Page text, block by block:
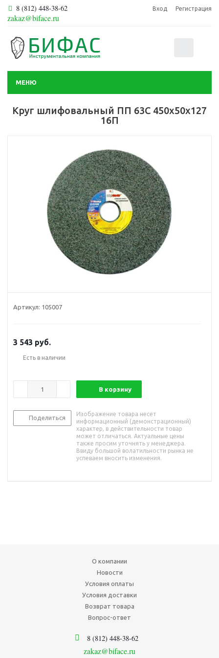
8 (812) 448-38-62
zakaz@biface.ru
Вход Регистрация
МЕНЮ
Круг шлифовальный ПП 63С 450х50х127
16П
Артикул: 105007
3 543 руб.
Есть в наличии
В корзину
Поделиться
Изображение товара несет
информационный (демонстрационный)
характер, в действительности товар
может отличаться. Актуальные цены
также просим уточнять у менеджера.
Ввиду большой волатильности рынка не
успеваем вносить изменения.
О компании
Новости
Условия оплаты
Условия доставки
Возврат товара
Вопрос-ответ
8 (812) 448-38-62
zakaz@biface.ru